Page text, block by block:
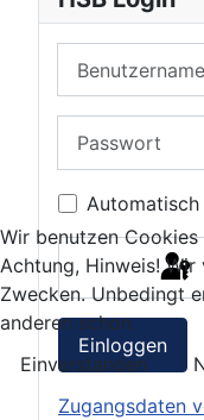
Einloggen
Zugangsdaten
Wir benutzen Cookies
Achtung, Hinweis!
Zwecken. Unbedingt
anderen schon.
Einverstanden